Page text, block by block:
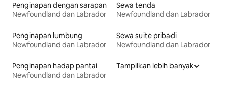
Penginapan dengan sarapan
Newfoundland dan Labrador
Sewa tenda
Newfoundland dan Labrador
Penginapan lumbung
Newfoundland dan Labrador
Sewa suite pribadi
Newfoundland dan Labrador
Penginapan hadap pantai
Newfoundland dan Labrador
Tampilkan lebih banyak